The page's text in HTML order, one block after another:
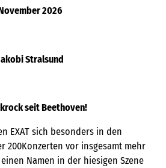
2026
Stralsund
seit Beethoven!
EXAT sich besonders in den
200Konzerten vor insgesamt mehr
Namen in der hiesigen Szene